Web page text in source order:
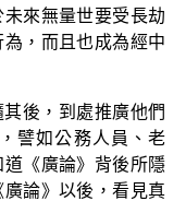
來無量世要受長劫
，而且也成為經中
後，到處推廣他們
譬如公務人員、老
《廣論》背後所隱
論》以後，看見真